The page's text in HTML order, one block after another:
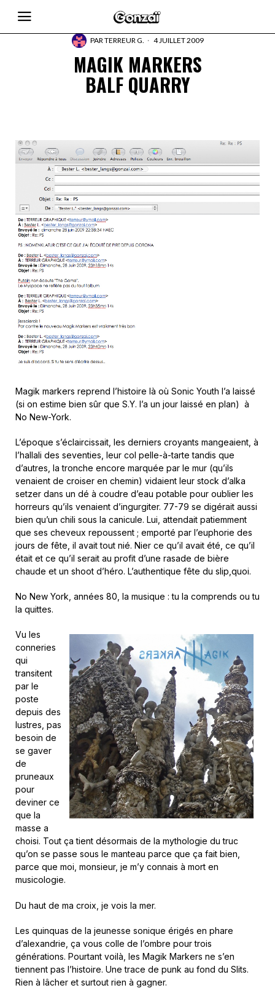
PARTERREUR G. 4 JUILLET 2009
MAGIK MARKERS
BALF QUARRY
Magik markers reprend l’histoire là où Sonic Youth l’a laissé
(si on estime bien sûr que S.Y. l’a un jour laissé en plan) à
No New-York.
L’époque s’éclaircissait, les derniers croyants mangeaient, à
l’hallali des seventies, leur col pelle-à-tarte tandis que
d’autres, la tronche encore marquée par le mur (qu’ils
venaient de croiser en chemin) vidaient leur stock d’alka
setzer dans un dé à coudre d’eau potable pour oublier les
horreurs qu’ils venaient d’ingurgiter. 77-79 se digérait aussi
bien qu’un chili sous la canicule. Lui, attendait patiemment
que ses cheveux repoussent ; emporté par l’euphorie des
jours de fête, il avait tout nié. Nier ce qu’il avait été, ce qu’il
était et ce qu’il serait au profit d’une rasade de bière
chaude et un shoot d’héro. L’authentique fête du slip,quoi.
No New York, années 80, la musique : tu la comprends ou tu
la quittes.
Vu les
conneries
qui
transitent
par le
poste
depuis des
lustres, pas
besoin de
se gaver
de
pruneaux
pour
deviner ce
que la
masse a
choisi. Tout ça tient désormais de la mythologie du truc
qu’on se passe sous le manteau parce que ça fait bien,
parce que moi, monsieur, je m’y connais à mort en
musicologie.
Du haut de ma croix, je vois la mer.
Les quinquas de la jeunesse sonique érigés en phare
d’alexandrie, ça vous colle de l’ombre pour trois
générations. Pourtant voilà, les Magik Markers ne s’en
tiennent pas l’histoire. Une trace de punk au fond du Slits.
Rien à lâcher et surtout rien à gagner.